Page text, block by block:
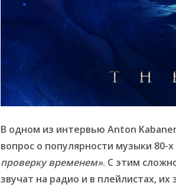
В одном из интервью Anton
вопрос о популярности музыки 80-
проверку временем». С этим
звучат на радио и в плейлистах,